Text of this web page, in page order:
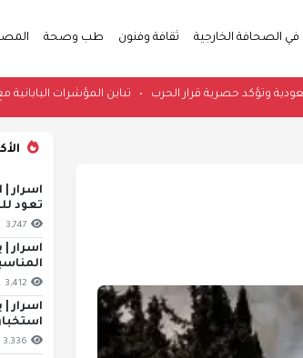
في الصحافة الخارجية ثقافة وفنون طب وصحة
السعودية وتؤكد حصرية قرار الحرب•تباين المؤشرات
اسرار
تعود
3,747
اسرار |
3,412
اسرار
3,336